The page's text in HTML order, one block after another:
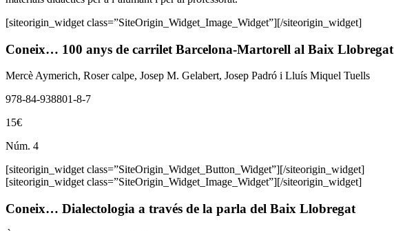
[siteorigin_widget class=”SiteOrigin_Widget_Image_Widget”][/siteorigin_widget]
Coneix… 100 anys de carrilet Barcelona-Martorell al Baix Llobregat
Mercè Aymerich, Roser calpe, Josep M. Gelabert, Josep Padró i Lluís Miquel Tuells
978-84-938801-8-7
15€
Núm. 4
[siteorigin_widget class=”SiteOrigin_Widget_Button_Widget”][/siteorigin_widget]
[siteorigin_widget class=”SiteOrigin_Widget_Image_Widget”][/siteorigin_widget]
Coneix… Dialectologia a través de la parla del Baix Llobregat